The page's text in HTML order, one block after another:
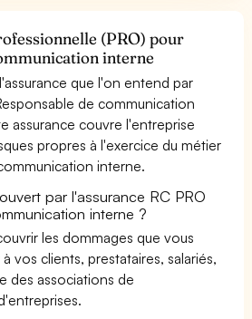
(PRO) pour
interne
que l'on entend par
de communication
assurance couvre l'entreprise
propres à l'exercice du métier
interne.
par l'assurance RC PRO
interne ?
les dommages que vous
vos clients, prestataires, salariés,
des associations de